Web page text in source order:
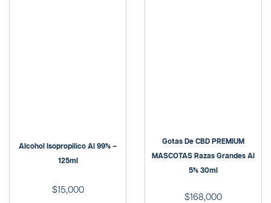
Alcohol Isopropilico Al 99% –
125ml
$15,000
Gotas De CBD PREMIUM
MASCOTAS Razas Grandes Al
5% 30ml
$168,000